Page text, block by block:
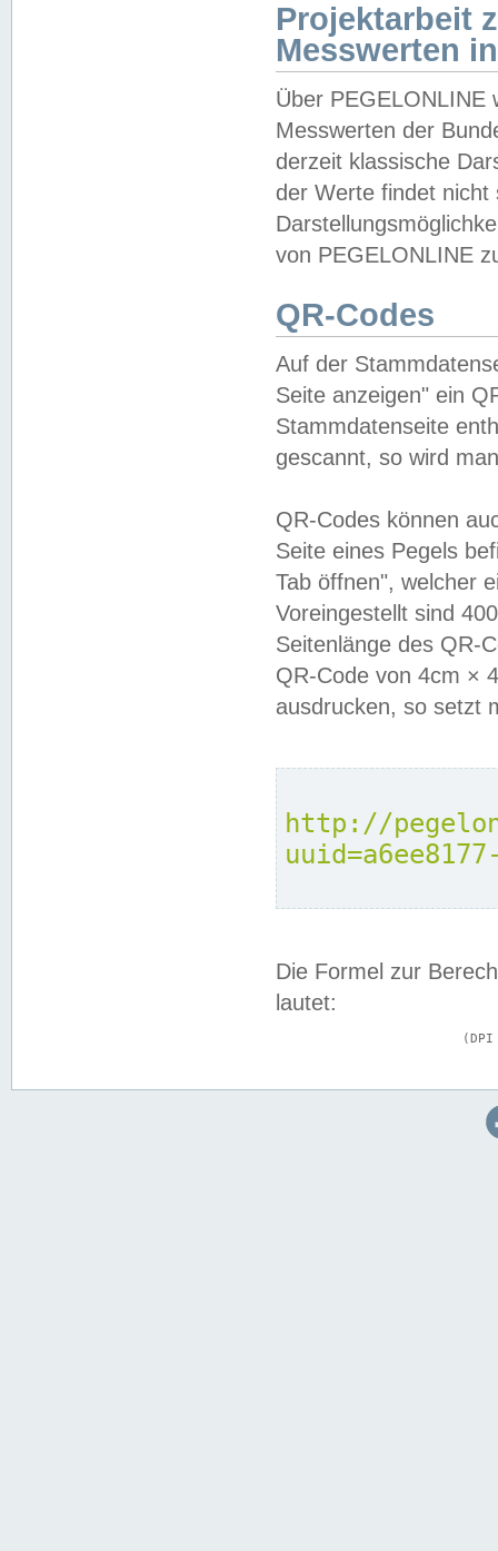
Projektarbeit
Messwerten
Über PEGELONLINE
Messwerten der
derzeit klassische
der Werte findet
von PEGELONLINE
QR-Codes
Auf der
Seite anzeigen" ein
Stammdatenseite
gescannt, so wird
QR-Codes können
Seite eines Pegels
Tab öffnen", welcher
Voreingestellt sind
Seitenlänge des QR-
QR-Code von 4cm ×
ausdrucken, so setzt
http://
Die Formel zur
lautet: